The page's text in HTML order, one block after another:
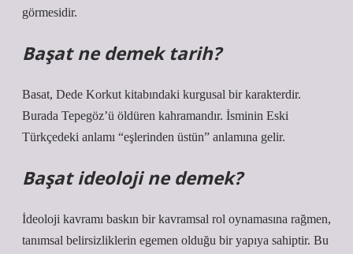
görmesidir.
Başat ne demek tarih?
Basat, Dede Korkut kitabındaki kurgusal bir karakterdir.
Burada Tepegöz’ü öldüren kahramandır. İsminin Eski
Türkçedeki anlamı “eşlerinden üstün” anlamına gelir.
Başat ideoloji ne demek?
İdeoloji kavramı baskın bir kavramsal rol oynamasına rağmen,
tanımsal belirsizliklerin egemen olduğu bir yapıya sahiptir. Bu